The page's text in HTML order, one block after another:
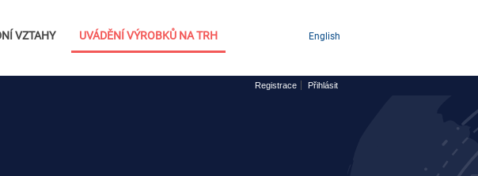
VZTAHY UVÁDĚNÍ VÝROBKŮ NA TRH English
Registrace Přihlásit